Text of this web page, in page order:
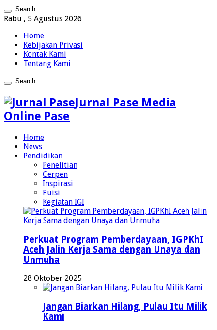
Rabu , 5 Agustus 2026
Home
Kebijakan Privasi
Kontak Kami
Tentang Kami
Jurnal Pase Media
Online Pase
Home
News
Pendidikan
Penelitian
Cerpen
Inspirasi
Puisi
Kegiatan IGI
Perkuat Program Pemberdayaan, IGPKhI
Aceh Jalin Kerja Sama dengan Unaya dan
Unmuha
28 Oktober 2025
Jangan Biarkan Hilang, Pulau Itu Milik
Kami